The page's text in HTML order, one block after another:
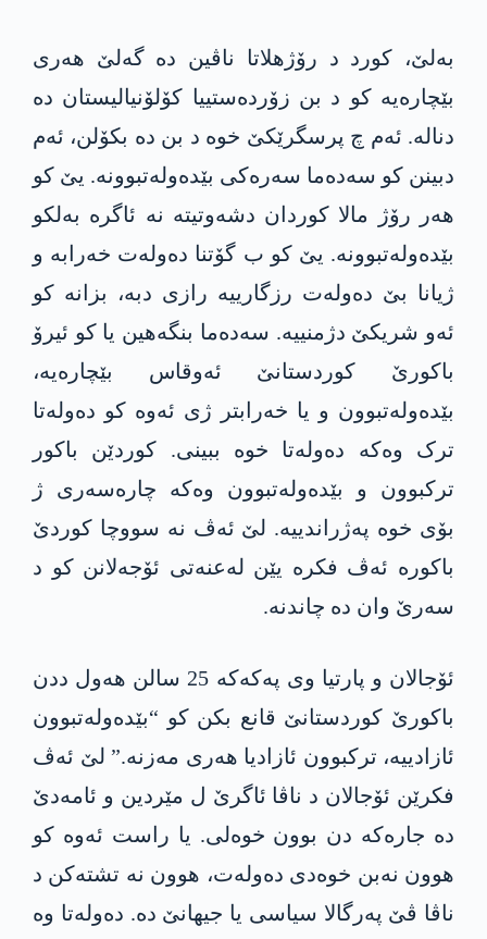
بەلێ، کورد د رۆژھلاتا ناڤین دە گەلێ ھەری
بێچارەیە کو د بن زۆردەستییا کۆلۆنیالیستان دە
دنالە. ئەم چ پرسگرێکێ خوە د بن دە بکۆلن، ئەم
دبینن کو سەدەما سەرەکی بێدەولەتبوونە. یێ کو
ھەر رۆژ مالا کوردان دشەوتیتە نە ئاگرە بەلکو
بێدەولەتبوونە. یێ کو ب گۆتنا دەولەت خەرابە و
ژیانا بێ دەولەت رزگارییە رازی دبە، بزانە کو
ئەو شریکێ دژمنییە. سەدەما بنگەھین یا کو ئیرۆ
باکورێ کوردستانێ ئەوقاس بێچارەیە،
بێدەولەتبوون و یا خەرابتر ژی ئەوە کو دەولەتا
ترک وەکە دەولەتا خوە ببینی. کوردێن باکور
ترکبوون و بێدەولەتبوون وەکە چارەسەری ژ
بۆی خوە پەژراندییە. لێ ئەڤ نە سووچا کوردێ
باکورە ئەڤ فکرە یێن لەعنەتی ئۆجەلانن کو د
سەرێ وان دە چاندنە.
ئۆجالان و پارتیا وی پەکەکە 25 سالن ھەول ددن
باکورێ کوردستانێ قانع بکن کو “بێدەولەتبوون
ئازادییە، ترکبوون ئازادیا ھەری مەزنە.” لێ ئەڤ
فکرێن ئۆجالان د ناڤا ئاگرێ ل مێردین و ئامەدێ
دە جارەکە دن بوون خوەلی. یا راست ئەوە کو
ھوون نەبن خوەدی دەولەت، ھوون نە تشتەکن د
ناڤا ڤێ پەرگالا سیاسی یا جیھانێ دە. دەولەتا وە